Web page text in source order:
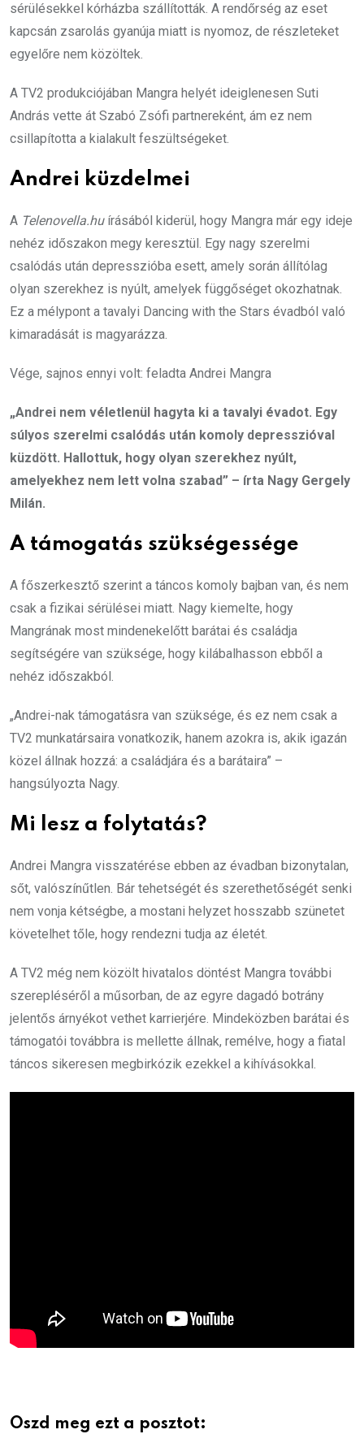
sérülésekkel kórházba szállították. A rendőrség az eset
kapcsán zsarolás gyanúja miatt is nyomoz, de részleteket
egyelőre nem közöltek.
A TV2 produkciójában Mangra helyét ideiglenesen Suti
András vette át Szabó Zsófi partnereként, ám ez nem
csillapította a kialakult feszültségeket.
Andrei küzdelmei
A Telenovella.huírásából kiderül, hogy Mangra már egy ideje
nehéz időszakon megy keresztül. Egy nagy szerelmi
csalódás után depresszióba esett, amely során állítólag
olyan szerekhez is nyúlt, amelyek függőséget okozhatnak.
Ez a mélypont a tavalyi Dancing with the Stars évadból való
kimaradását is magyarázza.
Vége, sajnos ennyi volt: feladta Andrei Mangra
„Andrei nem véletlenül hagyta ki a tavalyi évadot. Egy
súlyos szerelmi csalódás után komoly depresszióval
küzdött. Hallottuk, hogy olyan szerekhez nyúlt,
amelyekhez nem lett volna szabad” – írta Nagy Gergely
Milán.
A támogatás szükségessége
A főszerkesztő szerint a táncos komoly bajban van, és nem
csak a fizikai sérülései miatt. Nagy kiemelte, hogy
Mangrának most mindenekelőtt barátai és családja
segítségére van szüksége, hogy kilábalhasson ebből a
nehéz időszakból.
„Andrei-nak támogatásra van szüksége, és ez nem csak a
TV2 munkatársaira vonatkozik, hanem azokra is, akik igazán
közel állnak hozzá: a családjára és a barátaira” –
hangsúlyozta Nagy.
Mi lesz a folytatás?
Andrei Mangra visszatérése ebben az évadban bizonytalan,
sőt, valószínűtlen. Bár tehetségét és szerethetőségét senki
nem vonja kétségbe, a mostani helyzet hosszabb szünetet
követelhet tőle, hogy rendezni tudja az életét.
A TV2 még nem közölt hivatalos döntést Mangra további
szerepléséről a műsorban, de az egyre dagadó botrány
jelentős árnyékot vethet karrierjére. Mindeközben barátai és
támogatói továbbra is mellette állnak, remélve, hogy a fiatal
táncos sikeresen megbirkózik ezekkel a kihívásokkal.
Oszd meg ezt a posztot: